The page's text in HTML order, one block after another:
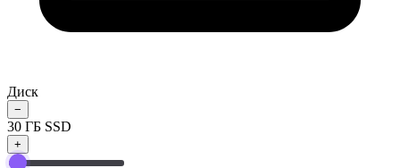
Диск
−
30 ГБ SSD
+